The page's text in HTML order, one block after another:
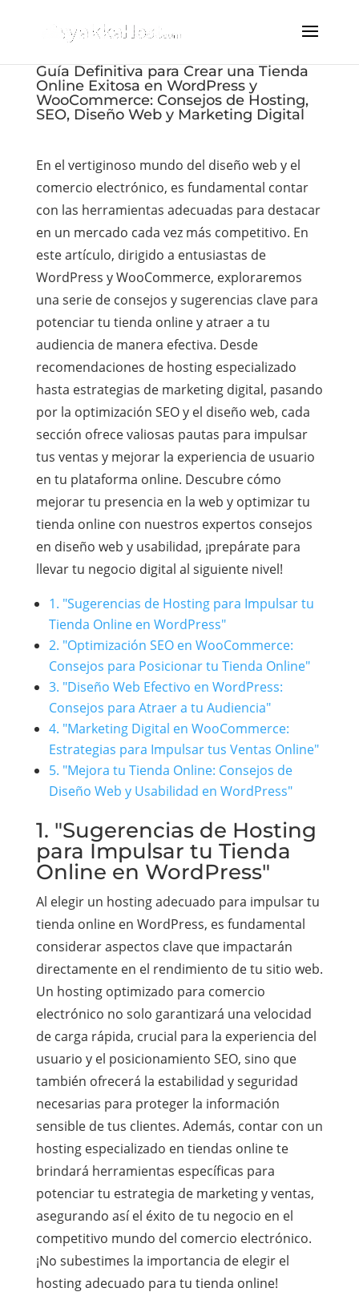
Guía Definitiva para Crear una Tienda
Online Exitosa en WordPress y
WooCommerce: Consejos de Hosting,
SEO, Diseño Web y Marketing Digital
En el vertiginoso mundo del diseño web y el
comercio electrónico, es fundamental contar
con las herramientas adecuadas para destacar
en un mercado cada vez más competitivo. En
este artículo, dirigido a entusiastas de
WordPress y WooCommerce, exploraremos
una serie de consejos y sugerencias clave para
potenciar tu tienda online y atraer a tu
audiencia de manera efectiva. Desde
recomendaciones de hosting especializado
hasta estrategias de marketing digital, pasando
por la optimización SEO y el diseño web, cada
sección ofrece valiosas pautas para impulsar
tus ventas y mejorar la experiencia de usuario
en tu plataforma online. Descubre cómo
mejorar tu presencia en la web y optimizar tu
tienda online con nuestros expertos consejos
en diseño web y usabilidad, ¡prepárate para
llevar tu negocio digital al siguiente nivel!
1. "Sugerencias de Hosting para Impulsar tu
Tienda Online en WordPress"
2. "Optimización SEO en WooCommerce:
Consejos para Posicionar tu Tienda Online"
3. "Diseño Web Efectivo en WordPress:
Consejos para Atraer a tu Audiencia"
4. "Marketing Digital en WooCommerce:
Estrategias para Impulsar tus Ventas Online"
5. "Mejora tu Tienda Online: Consejos de
Diseño Web y Usabilidad en WordPress"
1. "Sugerencias de Hosting
para Impulsar tu Tienda
Online en WordPress"
Al elegir un hosting adecuado para impulsar tu
tienda online en WordPress, es fundamental
considerar aspectos clave que impactarán
directamente en el rendimiento de tu sitio web.
Un hosting optimizado para comercio
electrónico no solo garantizará una velocidad
de carga rápida, crucial para la experiencia del
usuario y el posicionamiento SEO, sino que
también ofrecerá la estabilidad y seguridad
necesarias para proteger la información
sensible de tus clientes. Además, contar con un
hosting especializado en tiendas online te
brindará herramientas específicas para
potenciar tu estrategia de marketing y ventas,
asegurando así el éxito de tu negocio en el
competitivo mundo del comercio electrónico.
¡No subestimes la importancia de elegir el
hosting adecuado para tu tienda online!